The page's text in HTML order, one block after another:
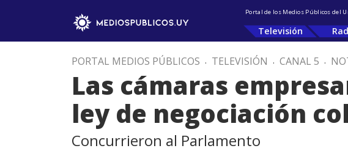
Portal de los Medios Públicos del
Televisión
PORTAL MEDIOS PÚBLICOS . TELEVISIÓN . CANAL 5 .
Las cámaras
ley de negociación
Concurrieron al Parlamento